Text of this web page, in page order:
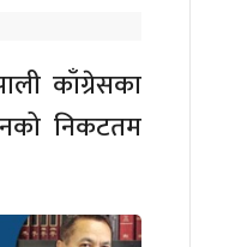
काँग्रेसका
निकटतम